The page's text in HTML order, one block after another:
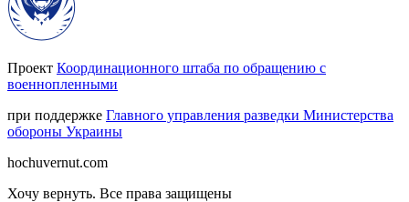
Проект Координационного штаба по обращению с
военнопленными
при поддержке Главного управления разведки Министерства
обороны Украины
hochuvernut.com
Хочу вернуть. Все права защищены